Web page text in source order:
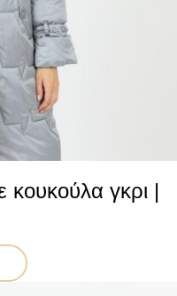
κουκούλα γκρι |
Αυτό